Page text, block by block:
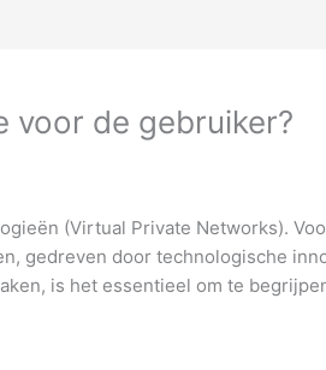
voor de gebruiker?
(Virtual Private Networks).
gedreven door technologische
is het essentieel om te